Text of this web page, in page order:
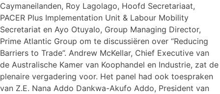
Caymaneilanden, Roy Lagolago, Hoofd Secretariaat,
PACER Plus Implementation Unit & Labour Mobility
Secretariat en Ayo Otuyalo, Group Managing Director,
Prime Atlantic Group om te discussiëren over “Reducing
Barriers to Trade”. Andrew McKellar, Chief Executive van
de Australische Kamer van Koophandel en Industrie, zat de
plenaire vergadering voor. Het panel had ook toespraken
van Z.E. Nana Addo Dankwa-Akufo Addo, President van